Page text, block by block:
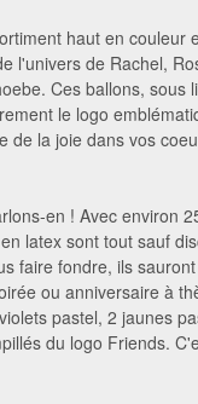
haut en couleur
l'univers de Rachel,
Ces ballons, sous
le logo
de la joie dans vos
en ! Avec environ
latex sont tout sauf
faire fondre, ils
ou anniversaire à
pastel, 2 jaunes
du logo Friends.